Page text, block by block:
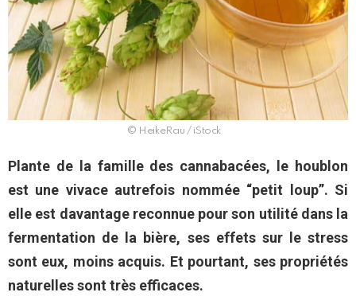
© HeikeRau / iStock
Plante de la famille des cannabacées, le houblon
est une vivace autrefois nommée “petit loup”. Si
elle est davantage reconnue pour son utilité dans la
fermentation de la bière, ses effets sur le stress
sont eux, moins acquis. Et pourtant, ses propriétés
naturelles sont très efficaces.